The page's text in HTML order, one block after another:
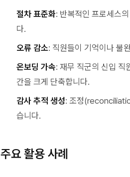
절차 표준화: 반복적인 프로세스
다.
오류 감소: 직원들이 기억이나 불
온보딩 가속: 재무 직군의 신입 직
간을 크게 단축합니다.
감사 추적 생성: 조정
습니다.
주요 활용 사례